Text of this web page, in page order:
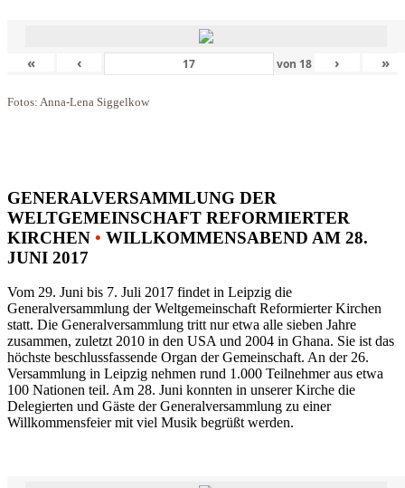
« ‹ von 18 › »
Fotos: Anna-Lena Siggelkow
GENERALVERSAMMLUNG DER
WELTGEMEINSCHAFT REFORMIERTER
KIRCHEN • WILLKOMMENSABEND AM 28.
JUNI 2017
Vom 29. Juni bis 7. Juli 2017 findet in Leipzig die
Generalversammlung der Weltgemeinschaft Reformierter Kirchen
statt. Die Generalversammlung tritt nur etwa alle sieben Jahre
zusammen, zuletzt 2010 in den USA und 2004 in Ghana. Sie ist das
höchste beschlussfassende Organ der Gemeinschaft. An der 26.
Versammlung in Leipzig nehmen rund 1.000 Teilnehmer aus etwa
100 Nationen teil. Am 28. Juni konnten in unserer Kirche die
Delegierten und Gäste der Generalversammlung zu einer
Willkommensfeier mit viel Musik begrüßt werden.